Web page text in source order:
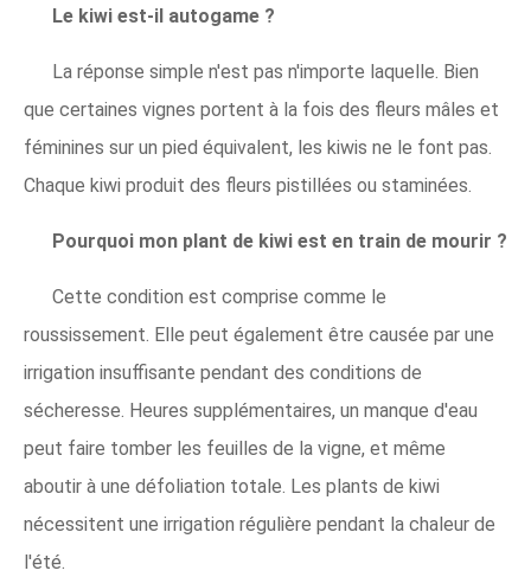
Le kiwi est-il autogame ?
La réponse simple n'est pas n'importe laquelle. Bien
que certaines vignes portent à la fois des fleurs mâles et
féminines sur un pied équivalent, les kiwis ne le font pas.
Chaque kiwi produit des fleurs pistillées ou staminées.
Pourquoi mon plant de kiwi est en train de mourir ?
Cette condition est comprise comme le
roussissement. Elle peut également être causée par une
irrigation insuffisante pendant des conditions de
sécheresse. Heures supplémentaires, un manque d'eau
peut faire tomber les feuilles de la vigne, et même
aboutir à une défoliation totale. Les plants de kiwi
nécessitent une irrigation régulière pendant la chaleur de
l'été.